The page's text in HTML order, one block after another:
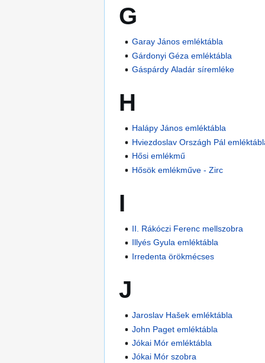
G
Garay János emléktábla
Gárdonyi Géza emléktábla
Gáspárdy Aladár síremléke
H
Halápy János emléktábla
Hviezdoslav Országh Pál
Hősi emlékmű
Hősök emlékműve - Zirc
I
II. Rákóczi Ferenc mellszobra
Illyés Gyula emléktábla
Irredenta örökmécses
J
Jaroslav Hašek emléktábla
John Paget emléktábla
Jókai Mór emléktábla
Jókai Mór szobra